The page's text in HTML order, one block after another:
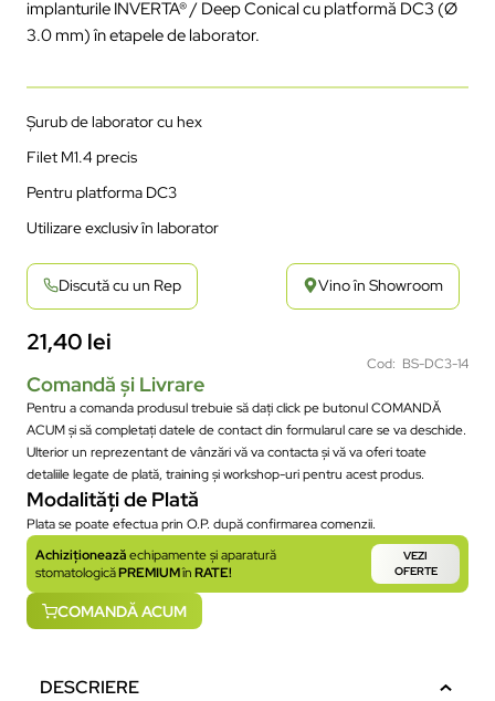
implanturile INVERTA® / Deep Conical cu platformă DC3 (Ø
3.0 mm)înetapelede laborator.
Șurub de laborator cu hex
Filet M1.4 precis
Pentru platforma DC3
Utilizare exclusivîn laborator
Discută cu un Rep Vino în Showroom
21,40 lei
Cod: BS-DC3-14
Comandă și Livrare
Pentru a comanda produsul trebuie să dați click pe butonul COMANDĂ
ACUM și să completați datele de contact din formularul care se va deschide.
Ulterior un reprezentant de vânzări vă va contacta și vă va oferi toate
detaliile legate de plată, training și workshop-uri pentru acest produs.
Modalități de Plată
Plata se poate efectua prin O.P. după confirmarea comenzii.
Achiziționeazăechipamente și aparatură
stomatologicăPREMIUMînRATE!
VEZI
OFERTE
COMANDĂ ACUM
DESCRIERE